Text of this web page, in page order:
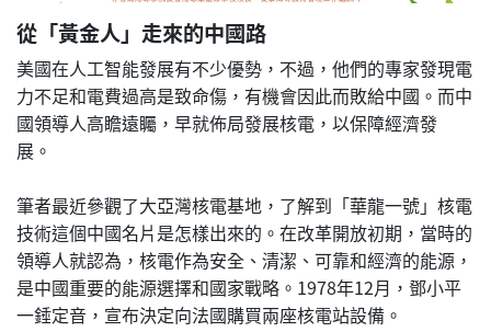
從「黃金人」走來的中國路
美國在人工智能發展有不少優勢，不過，他們的專家發現電
力不足和電費過高是致命傷，有機會因此而敗給中國。而中
國領導人高瞻遠矚，早就佈局發展核電，以保障經濟發
展。
筆者最近參觀了大亞灣核電基地，了解到「華龍一號」核電
技術這個中國名片是怎樣出來的。在改革開放初期，當時的
領導人就認為，核電作為安全、清潔、可靠和經濟的能源，
是中國重要的能源選擇和國家戰略。1978年12月，鄧小平
一錘定音，宣布決定向法國購買兩座核電站設備。